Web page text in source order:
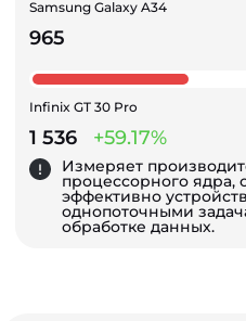
Samsung Galaxy A34
965
Infinix GT 30 Pro
1 536 +59.17%
Измеряет
процессорного ядра,
эффективно
однопоточными
обработке данных.